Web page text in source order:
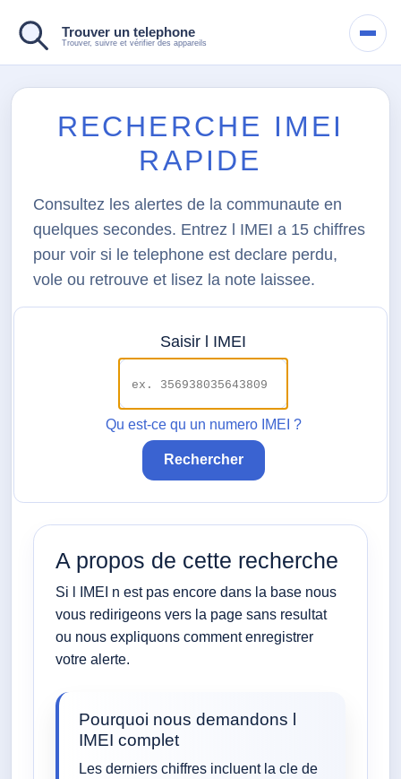
Trouver un telephone
Trouver, suivre et vérifier des appareils
la
RECHERCHE IMEI
RAPIDE
Consultez les alertes de la communaute en
quelques secondes. Entrez l IMEI a 15 chiffres
pour voir si le telephone est declare perdu,
vole ou retrouve et lisez la note laissee.
Saisir l IMEI
Qu est-ce qu un numero IMEI ?
Rechercher
A propos de cette recherche
Si l IMEI n est pas encore dans la base nous
vous redirigeons vers la page sans resultat
ou nous expliquons comment enregistrer
votre alerte.
Pourquoi nous demandons l
IMEI complet
Les derniers chiffres incluent la cle de